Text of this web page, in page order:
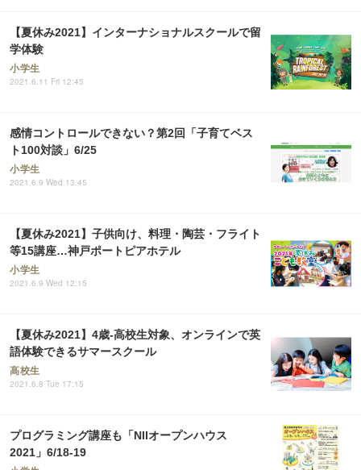
【夏休み2021】インターナショナルスクールで留
学体験
小学生
2021.6.11 Fri 12:45
感情コントロールできない？第2回「子育てベス
ト100対談」6/25
小学生
2021.6.9 Wed 13:45
【夏休み2021】子供向け、料理・陶芸・フライト
等15講座…神戸ポートピアホテル
小学生
2021.6.9 Wed 12:15
【夏休み2021】4歳-高校生対象、オンラインで英
語体験できるサマースクール
高校生
2021.6.8 Tue 17:15
プログラミング講座も「NIIオープンハウス
2021」6/18-19